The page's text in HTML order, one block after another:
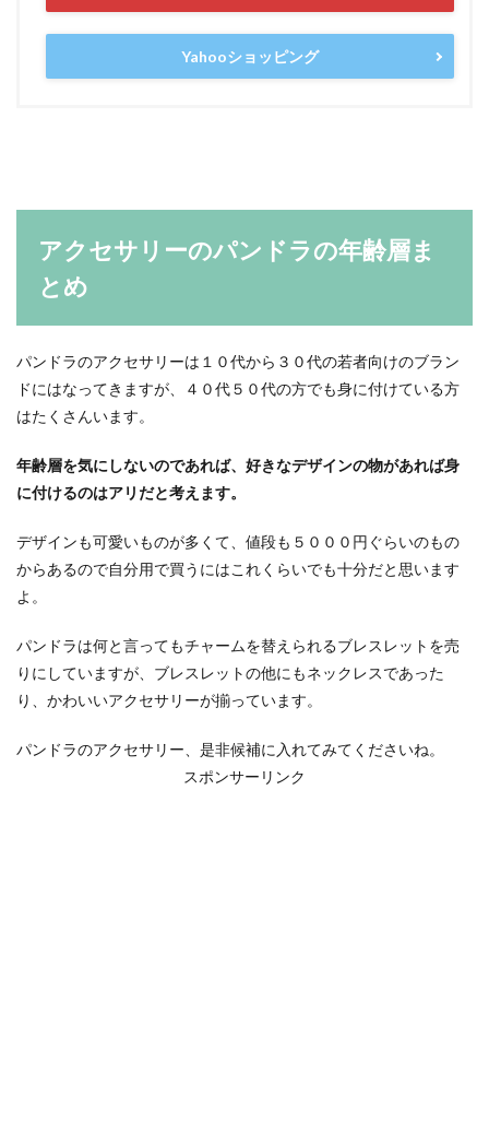
Yahooショッピング
アクセサリーのパンドラの年齢層ま
とめ
パンドラのアクセサリーは１０代から３０代の若者向けのブラン
ドにはなってきますが、４０代５０代の方でも身に付けている方
はたくさんいます。
年齢層を気にしないのであれば、好きなデザインの物があれば身
に付けるのはアリだと考えます。
デザインも可愛いものが多くて、値段も５０００円ぐらいのもの
からあるので自分用で買うにはこれくらいでも十分だと思います
よ。
パンドラは何と言ってもチャームを替えられるブレスレットを売
りにしていますが、ブレスレットの他にもネックレスであった
り、かわいいアクセサリーが揃っています。
パンドラのアクセサリー、是非候補に入れてみてくださいね。
スポンサーリンク